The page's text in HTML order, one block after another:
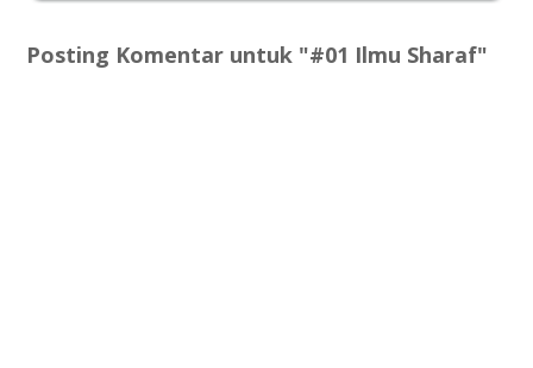
Posting Komentar untuk "#01 Ilmu Sharaf"